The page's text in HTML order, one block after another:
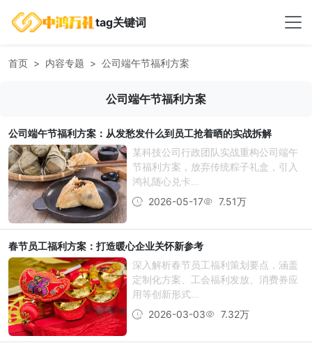
tag关键词
首页 内容专题 公司端午节福利方案
公司端午节福利方案
公司端午节福利方案：从发愁发什么到员工抢着晒的实战拆解
某科技公司行政团队实战重构公司端午
节福利方案，放弃传统粽子礼盒，引入
鸿礼随心兑卡...
2026-05-17
7.51万
春节员工福利方案：打造暖心企业关怀新参考
深入解析春节员工福利策划要点，涵盖
定制化方案、工会福利发放、消费券应
用等创新形式...
2026-03-03
7.32万